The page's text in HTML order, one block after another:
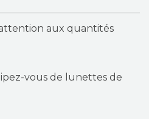
aux quantités
vous de lunettes de